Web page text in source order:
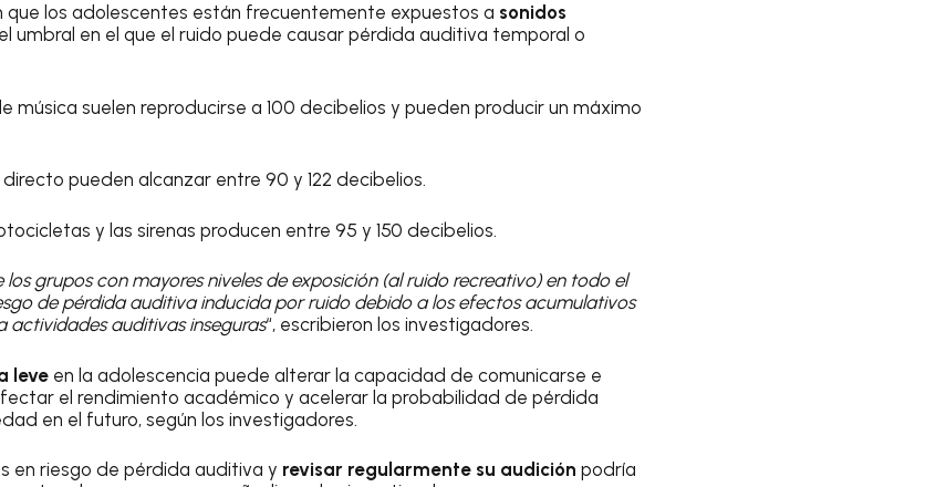
que los adolescentes están frecuentemente expuestos a sonidos
umbral en el que el ruido puede causar pérdida auditiva temporal o
música suelen reproducirse a 100 decibelios y pueden producir un máximo
pueden alcanzar entre 90 y 122 decibelios.
y las sirenas producen entre 95 y 150 decibelios.
los grupos con mayores niveles de exposición (al ruido recreativo) en todo el
de pérdida auditiva inducida por ruido debido a los efectos acumulativos
actividades auditivas inseguras“, escribieron los investigadores.
leve en la adolescencia puede alterar la capacidad de comunicarse e
el rendimiento académico y acelerar la probabilidad de pérdida
en el futuro, según los investigadores.
en riesgo de pérdida auditiva y revisar regularmente su audición podría